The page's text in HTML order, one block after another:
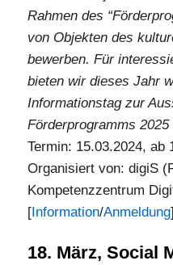
Rahmen des
von Objekten des
bewerben. Für
bieten wir dieses Jahr
Informationstag zur
Förderprogramms 2025
Termin: 15.03.2024, ab
Organisiert von: digiS
Kompetenzzentrum
[ Information/Anmeldung]
18. März, Social